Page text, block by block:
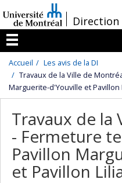
au
contenu
/Direction
Menu
Accueil
Les avis de la DI
Travaux de la Ville de
Marguerite-d'Youville et
Travaux de la
- Fermeture
Pavillon
et Pavillon